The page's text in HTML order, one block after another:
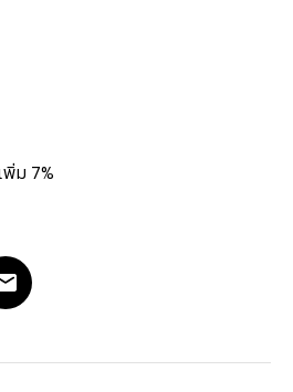
พิ่ม 7%